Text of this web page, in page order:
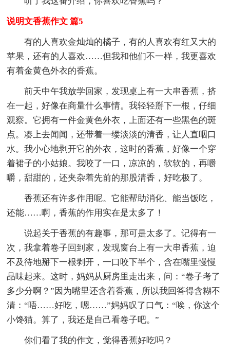
说明文香蕉作文 篇5
有的人喜欢金灿灿的橘子，有的人喜欢有红又大的
苹果，还有的人喜欢……但我和他们不一样，我更喜欢
有着金黄色外衣的香蕉。
前天中午我放学回家，发现桌上有一大串香蕉，挤
在一起，好像在商量什么事情。我轻轻掰下一根，仔细
观察。它拥有一件金黄色外衣，上面还有一些黑色的斑
点。凑上去闻闻，还带着一缕淡淡的清香，让人直咽口
水。我小心地剥开它的外衣，这时的香蕉，好像一个穿
着裙子的小姑娘。我咬了一口，凉凉的，软软的，再嚼
嚼，甜甜的，还夹杂着先前的那股清香，好吃极了。
香蕉还有许多作用呢。它能帮助消化、能当饭吃，
还能……啊，香蕉的作用实在是太多了！
说起关于香蕉的有趣事，那可是太多了。记得有一
次，我拿着卷子回到家，发现窗台上有一大串香蕉，迫
不及待地掰下一根剥开，一口咬下半个，含在嘴里慢慢
品味起来。这时，妈妈从厨房里走出来，问：“卷子考了
多少分啊？”因为嘴里还含着香蕉，所以我回答得含糊不
清：“唔……好吃，嗯……”妈妈叹了口气：“唉，你这个
小馋猫。算了，我还是自己看卷子吧。”
你们看了我的作文，觉得香蕉好吃吗？